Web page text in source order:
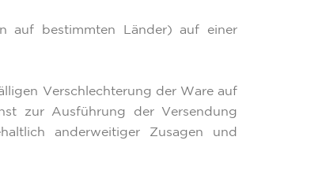
auf bestimmten Länder) auf einer
Verschlechterung der Ware auf
zur Ausführung der Versendung
anderweitiger Zusagen und